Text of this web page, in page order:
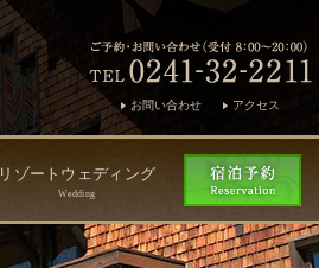
お問い合わせ アクセス
リゾートウェディング
Wedding